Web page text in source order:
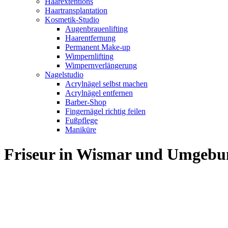
Haartransplantation
Kosmetik-Studio
Augenbrauenlifting
Haarentfernung
Permanent Make-up
Wimpernlifting
Wimpernverlängerung
Nagelstudio
Acrylnägel selbst machen
Acrylnägel entfernen
Barber-Shop
Fingernägel richtig feilen
Fußpflege
Maniküre
Friseur in Wismar und